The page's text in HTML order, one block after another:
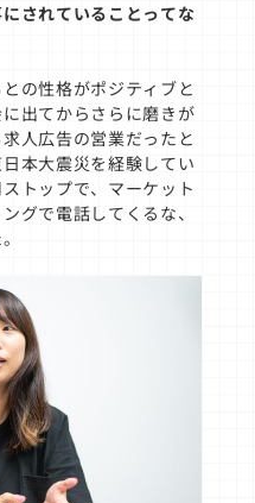
されていることってな
の性格がポジティブと
出てからさらに磨きが
人広告の営業だったと
本大震災を経験してい
トップで、マーケット
グで電話してくるな、